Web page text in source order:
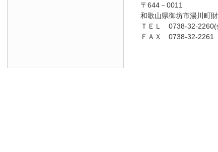
〒644－0011
和歌山県御坊市湯川町
ＴＥＬ 0738-32-2260(
ＦＡＸ 0738-32-2261